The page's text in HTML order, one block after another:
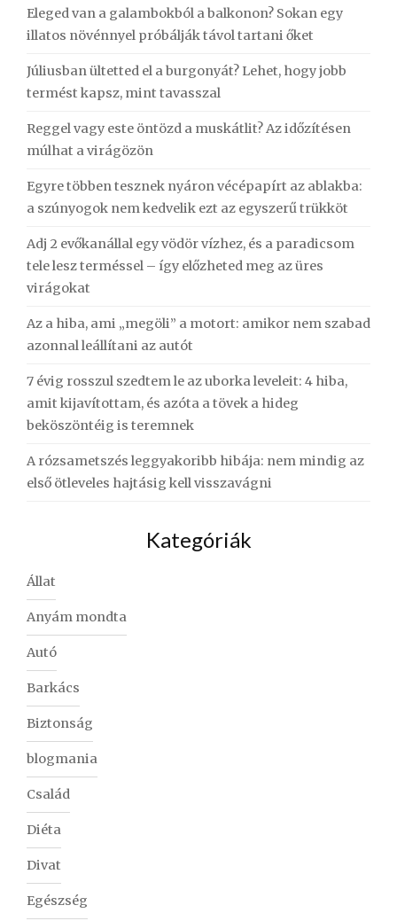
Eleged van a galambokból a balkonon? Sokan egy
illatos növénnyel próbálják távol tartani őket
Júliusban ültetted el a burgonyát? Lehet, hogy jobb
termést kapsz, mint tavasszal
Reggel vagy este öntözd a muskátlit? Az időzítésen
múlhat a virágözön
Egyre többen tesznek nyáron vécépapírt az ablakba:
a szúnyogok nem kedvelik ezt az egyszerű trükköt
Adj 2 evőkanállal egy vödör vízhez, és a paradicsom
tele lesz terméssel – így előzheted meg az üres
virágokat
Az a hiba, ami „megöli” a motort: amikor nem szabad
azonnal leállítani az autót
7 évig rosszul szedtem le az uborka leveleit: 4 hiba,
amit kijavítottam, és azóta a tövek a hideg
beköszöntéig is teremnek
A rózsametszés leggyakoribb hibája: nem mindig az
első ötleveles hajtásig kell visszavágni
Kategóriák
Állat
Anyám mondta
Autó
Barkács
Biztonság
blogmania
Család
Diéta
Divat
Egészség